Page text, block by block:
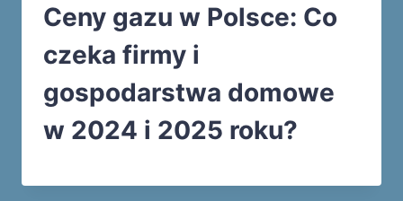
Ceny gazu w Polsce: Co
czeka firmy i
gospodarstwa domowe
w 2024 i 2025 roku?